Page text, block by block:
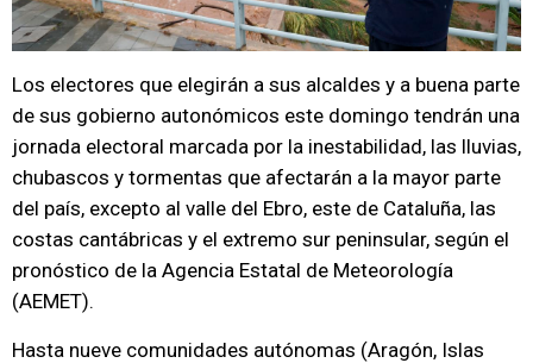
Los electores que elegirán a sus alcaldes y a buena parte
de sus gobierno autonómicos este domingo tendrán una
jornada electoral marcada por la inestabilidad, las lluvias,
chubascos y tormentas que afectarán a la mayor parte
del país, excepto al valle del Ebro, este de Cataluña, las
costas cantábricas y el extremo sur peninsular, según el
pronóstico de la Agencia Estatal de Meteorología
(AEMET).
Hasta nueve comunidades autónomas (Aragón, Islas